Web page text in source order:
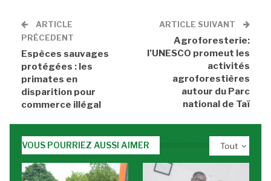
ARTICLE
PRÉCEDENT
Espèces sauvages
protégées : les
primates en
disparition pour
commerce illégal
ARTICLE SUIVANT
Agroforesterie:
l’UNESCO promeut les
activités
agroforestières
autour du Parc
national de Taï
Tout
VOUS POURRIEZ AUSSI AIMER